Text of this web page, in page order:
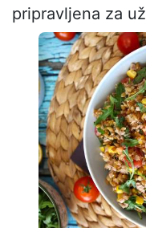
pripravljena za